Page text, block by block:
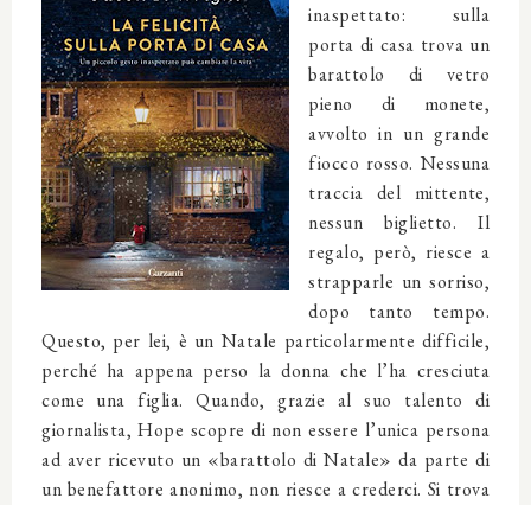
inaspettato: sulla
porta di casa trova un
barattolo di vetro
pieno di monete,
avvolto in un grande
fiocco rosso. Nessuna
traccia del mittente,
nessun biglietto. Il
regalo, però, riesce a
strapparle un sorriso,
dopo tanto tempo.
Questo, per lei, è un Natale particolarmente difficile,
perché ha appena perso la donna che l’ha cresciuta
come una figlia. Quando, grazie al suo talento di
giornalista, Hope scopre di non essere l’unica persona
ad aver ricevuto un «barattolo di Natale» da parte di
un benefattore anonimo, non riesce a crederci. Si trova